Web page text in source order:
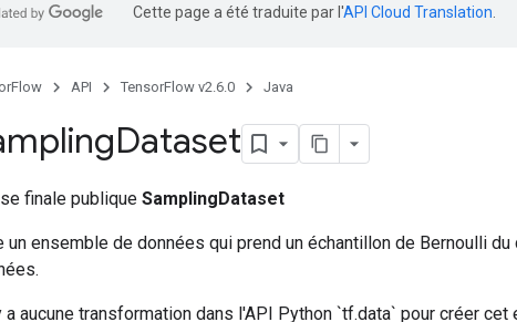
Cette page a été traduite par l'API Cloud Translation
API TensorFlow v2.6.0 Java
Dataset
finale publique SamplingDataset
un ensemble de données qui prend un échantillon de Bernoulli
a aucune transformation dans l'API Python `tf.data` pour créer